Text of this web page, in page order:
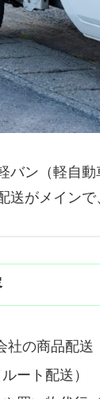
バン（軽自
送がメイン
社の商品配送
ート配送）